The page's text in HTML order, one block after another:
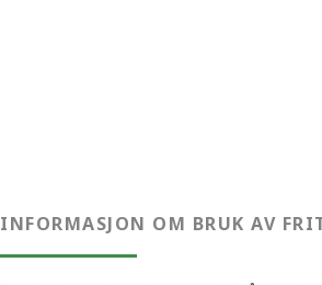
INFORMASJON OM BRUK AV